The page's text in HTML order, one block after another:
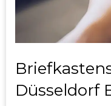
Düsseldorf